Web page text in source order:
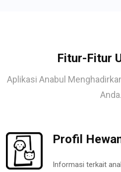
Fitur-Fitur
Aplikasi Anabul
Anda.
Profil
Informasi terkait